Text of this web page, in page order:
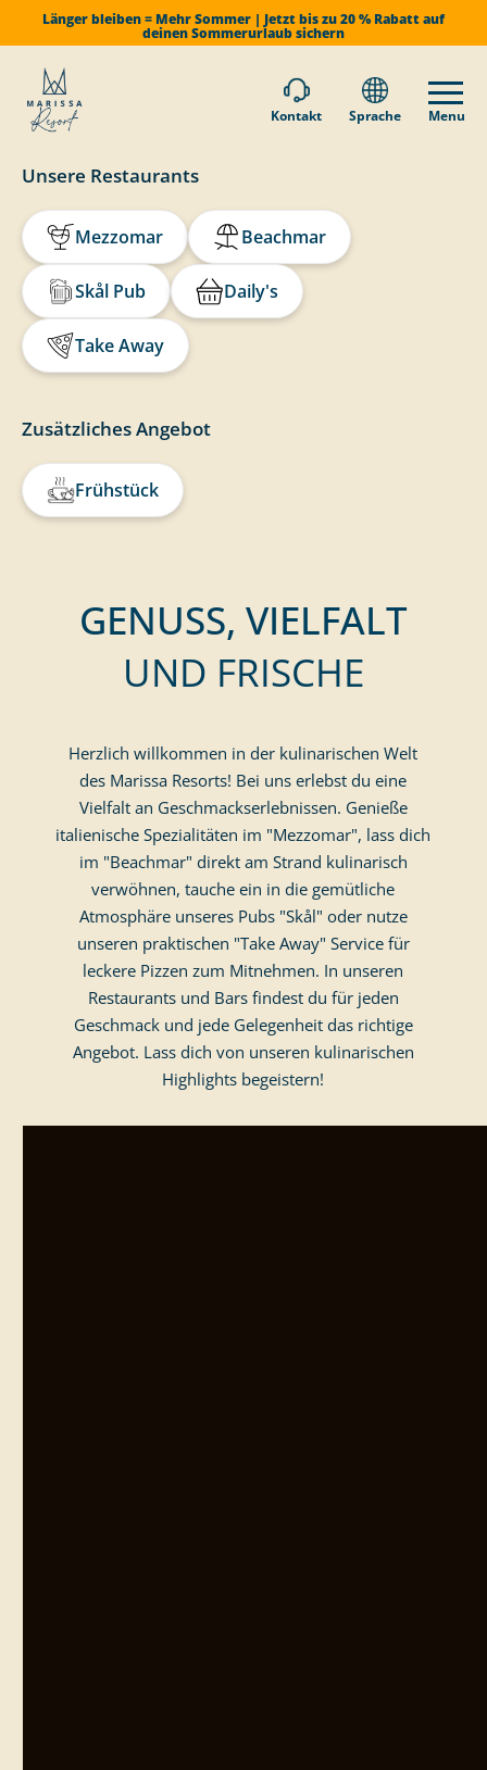
Länger bleiben = Mehr Sommer | Jetzt bis zu 20 % Rabatt auf
deinen Sommerurlaub sichern
Kontakt Sprache Menu
Unsere Restaurants
Mezzomar Beachmar
Skål Pub Daily's
Take Away
Zusätzliches Angebot
Frühstück
GENUSS, VIELFALT
UND FRISCHE
Herzlich willkommen in der kulinarischen Welt
des Marissa Resorts! Bei uns erlebst du eine
Vielfalt an Geschmackserlebnissen. Genieße
italienische Spezialitäten im "Mezzomar", lass dich
im "Beachmar" direkt am Strand kulinarisch
verwöhnen, tauche ein in die gemütliche
Atmosphäre unseres Pubs "Skål" oder nutze
unseren praktischen "Take Away" Service für
leckere Pizzen zum Mitnehmen. In unseren
Restaurants und Bars findest du für jeden
Geschmack und jede Gelegenheit das richtige
Angebot. Lass dich von unseren kulinarischen
Highlights begeistern!